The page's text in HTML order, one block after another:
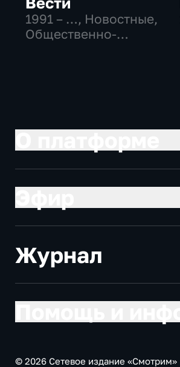
1991 – …, Новостные,
Общественно-
Журнал
© 2026 Сетевое издание «Смотрим»